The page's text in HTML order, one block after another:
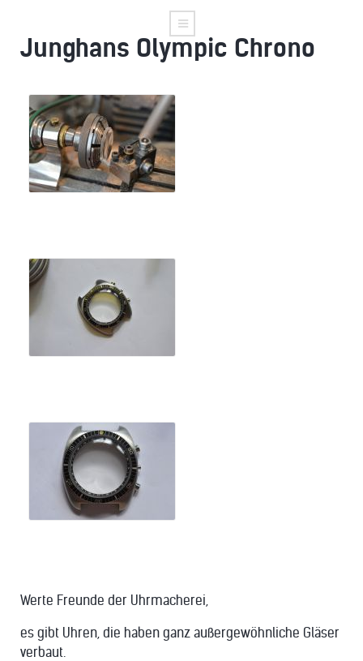
Junghans Olympic Chrono
Werte Freunde der Uhrmacherei,
es gibt Uhren, die haben ganz außergewöhnliche Gläser
verbaut.